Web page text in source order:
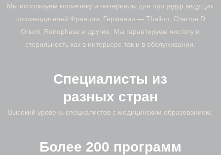
Мы используем косметику и материалы для процедур ведущих
производителей Франции, Германии — Thalion, Charme D
Orient, Renophase и другие. Мы гарантируем чистоту и
стерильность как в интерьере так и в обслуживании.
Специалисты из
разных стран
Высокий уровень специалистов с медицинским образованием.
Более 200 программ